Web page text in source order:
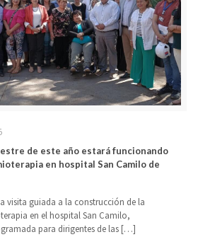
de este año estará funcionando
en hospital San Camilo de
visita guiada a la construcción de la
en el hospital San Camilo,
para dirigentes de las […]